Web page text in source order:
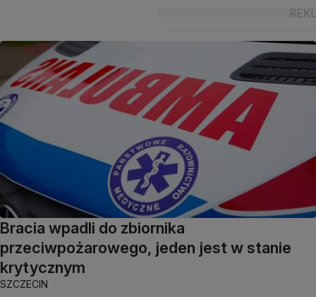
Bracia wpadli do zbiornika
przeciwpożarowego, jeden jest w stanie
krytycznym
SZCZECIN